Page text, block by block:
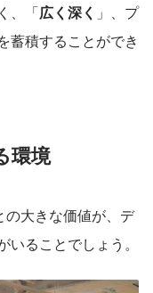
、「広く深く 」、プ
蓄積することができ
環境
の大きな価値が、デ
ることでしょう。